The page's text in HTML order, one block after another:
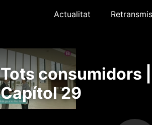
Actualitat
Tots consumidors
Capítol 29